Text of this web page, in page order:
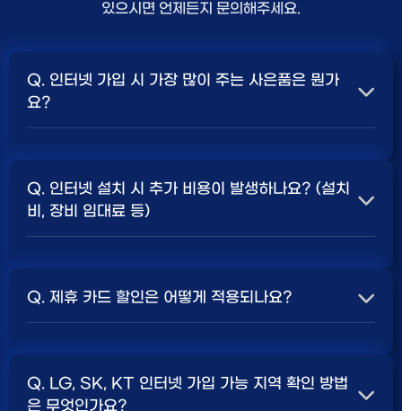
있으시면 언제든지 문의해주세요.
Q. 인터넷 가입 시 가장 많이 주는 사은품은 뭔가
요?
보통 500Mbps 또는 1Gbps 인터넷을 TV와 결합하여
가입할 때현금 사은품
세요.
Q. 인터넷 설치 시 추가 비용이 발생하나요? (설치
비, 장비 임대료 등)
청구되는 경우가 많습니다. 다만, 인터넷 상품 및 프로모션
책 확인 필수.
Q. 제휴 카드 할인은 어떻게 적용되나요?
에서 일정 금액이 할인됩니다. 할인 금액과 조건은 카드사
Q. LG, SK, KT 인터넷 가입 가능 지역 확인 방법
은 무엇인가요?